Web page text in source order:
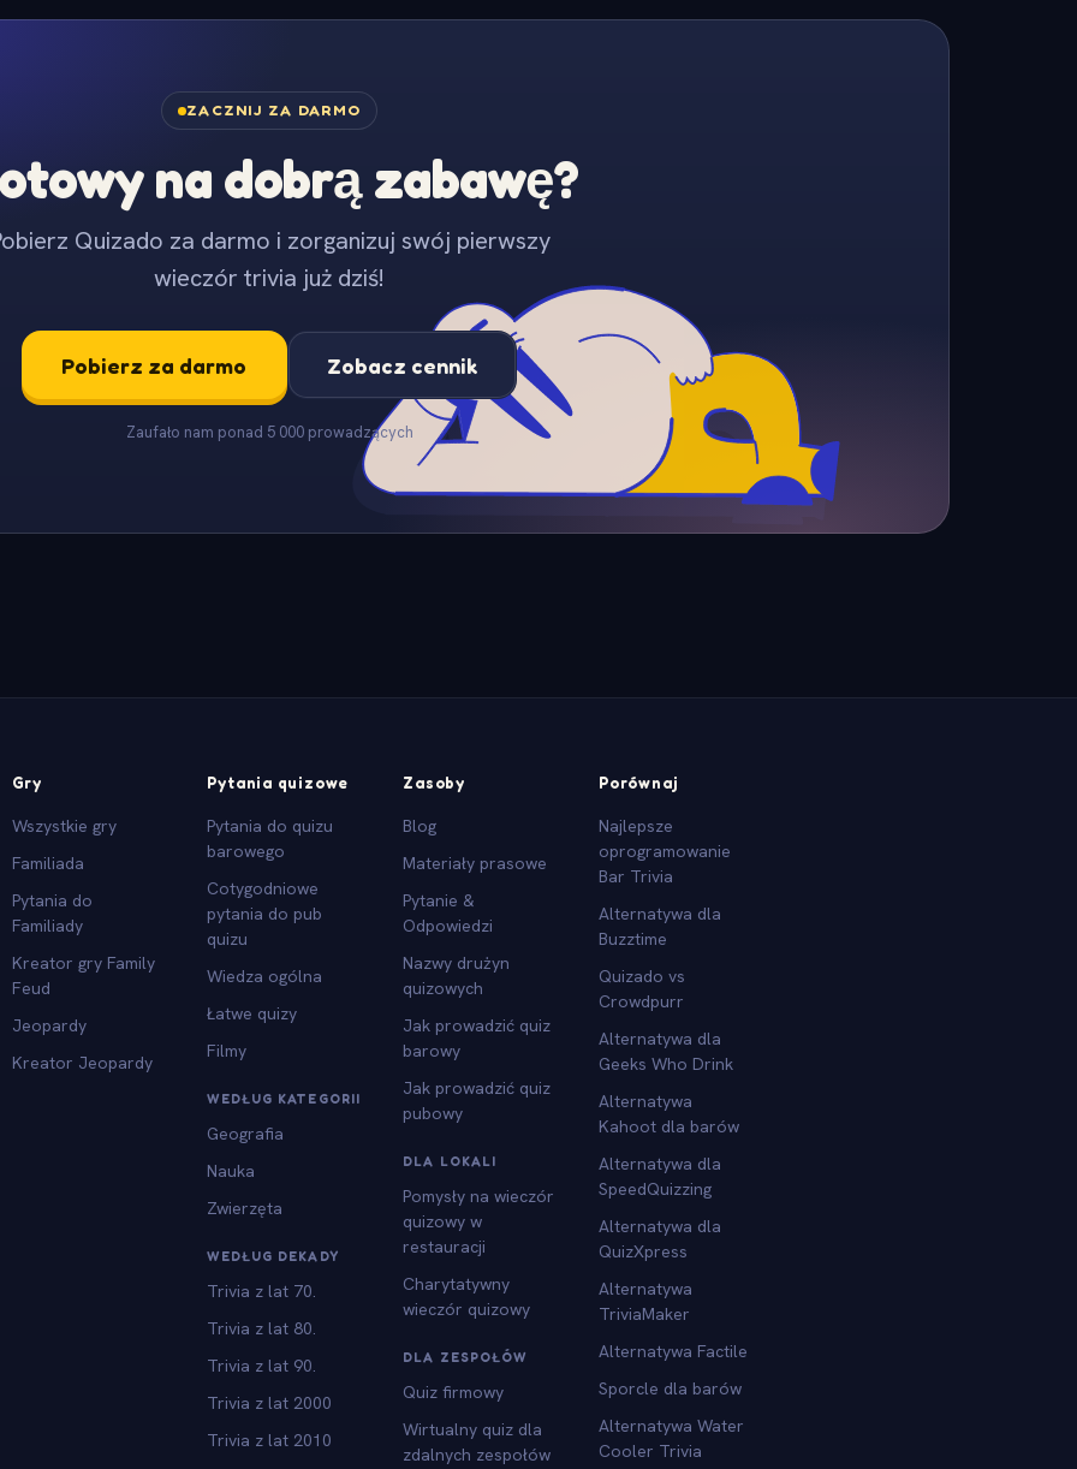
ZACZNIJ ZA DARMO
na dobrą zabawę?
Quizado za darmo i zorganizuj swój pierwszy
wieczór trivia już dziś!
Pobierz za darmo Zobacz cennik
Zaufało nam ponad 5 000 prowadzących
Gry
Wszystkie gry
Familiada
Pytania do
Familiady
Kreator gry Family
Feud
Jeopardy
Kreator Jeopardy
Pytania quizowe
Pytania do quizu
barowego
Cotygodniowe
pytania do pub
quizu
Wiedza ogólna
Łatwe quizy
Filmy
WEDŁUG KATEGORII
Geografia
Nauka
Zwierzęta
WEDŁUG DEKADY
Trivia z lat 70.
Trivia z lat 80.
Trivia z lat 90.
Trivia z lat 2000
Trivia z lat 2010
Zasoby
Blog
Materiały prasowe
Pytanie &
Odpowiedzi
Nazwy drużyn
quizowych
Jak prowadzić quiz
barowy
Jak prowadzić quiz
pubowy
DLA LOKALI
Pomysły na wieczór
quizowy w
restauracji
Charytatywny
wieczór quizowy
DLA ZESPOŁÓW
Quiz firmowy
Wirtualny quiz dla
zdalnych zespołów
Porównaj
Najlepsze
oprogramowanie
Bar Trivia
Alternatywa dla
Buzztime
Quizado vs
Crowdpurr
Alternatywa dla
Geeks Who Drink
Alternatywa
Kahoot dla barów
Alternatywa dla
SpeedQuizzing
Alternatywa dla
QuizXpress
Alternatywa
TriviaMaker
Alternatywa Factile
Sporcle dla barów
Alternatywa Water
Cooler Trivia